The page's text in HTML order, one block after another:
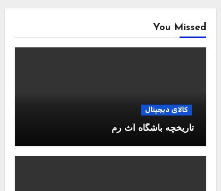
You Missed
کالای دیجیتال
تاریخچه باشگاه آث رم